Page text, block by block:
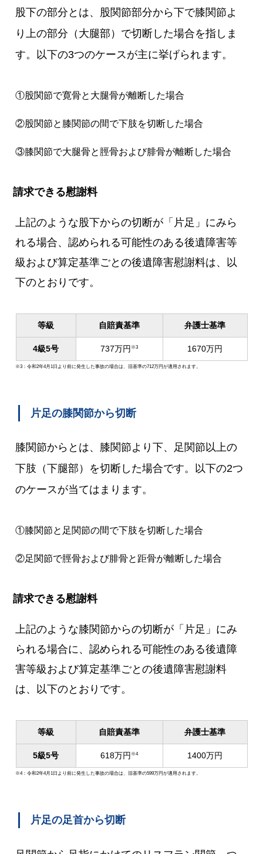
股下の部分とは、股関節部分から下で膝関節よ
り上の部分（大腿部）で切断した場合を指しま
す。以下の3つのケースが主に挙げられます。
①股関節で寛骨と大腿骨が離断した場合
②股関節と膝関節の間で下肢を切断した場合
③膝関節で大腿骨と脛骨および腓骨が離断した場合
請求できる慰謝料
上記のような股下からの切断が「片足」にみら
れる場合、認められる可能性のある後遺障害等
級および算定基準ごとの後遺障害慰謝料は、以
下のとおりです。
等級 自賠責基準 弁護士基準
4級5号 737万円 ※3 1670万円
※3：令和2年4月1日より前に発生した事故の場合は、旧基準の712万円が適用されます。
片足の膝関節から切断
膝関節からとは、膝関節より下、足関節以上の
下肢（下腿部）を切断した場合です。以下の2つ
のケースが当てはまります。
①膝関節と足関節の間で下肢を切断した場合
②足関節で脛骨および腓骨と距骨が離断した場合
請求できる慰謝料
上記のような膝関節からの切断が「片足」にみ
られる場合に、認められる可能性のある後遺障
害等級および算定基準ごとの後遺障害慰謝料
は、以下のとおりです。
等級 自賠責基準 弁護士基準
5級5号 618万円 ※4 1400万円
※4：令和2年4月1日より前に発生した事故の場合は、旧基準の599万円が適用されます。
片足の足首から切断